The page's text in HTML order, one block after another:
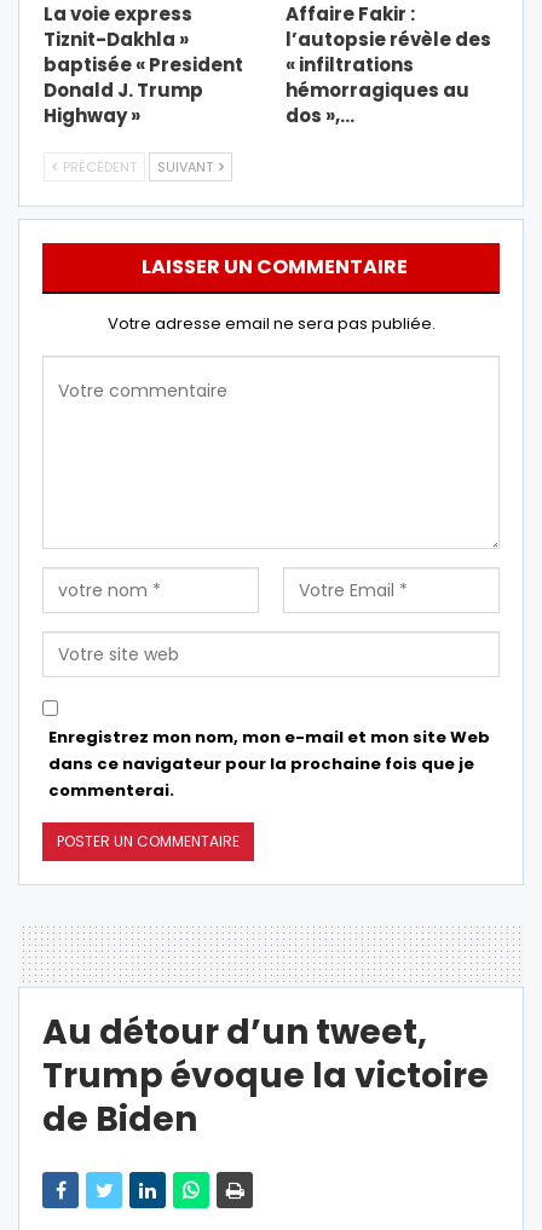
La voie express
Tiznit-Dakhla »
baptisée « President
Donald J. Trump
Highway »
Affaire Fakir :
l’autopsie révèle des
« infiltrations
hémorragiques au
dos »,…
PRÉCÉDENT SUIVANT
LAISSER UN COMMENTAIRE
Votre adresse email ne sera pas publiée.
Enregistrez mon nom, mon e-mail et mon site Web
dans ce navigateur pour la prochaine fois que je
commenterai.
Au détour d’un tweet,
Trump évoque la victoire
de Biden